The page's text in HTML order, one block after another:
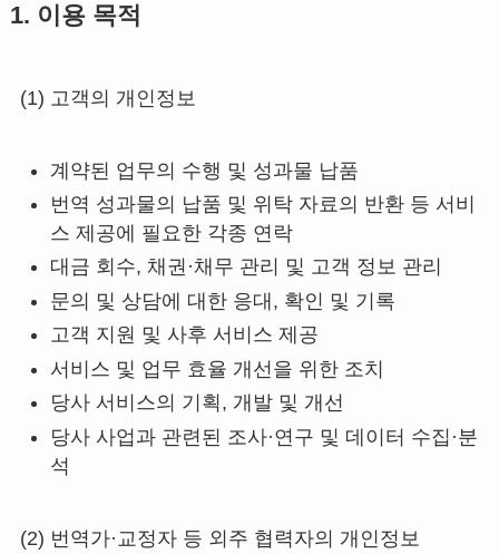
1. 이용 목적
(1) 고객의 개인정보
계약된 업무의 수행 및 성과물 납품
번역 성과물의 납품 및 위탁 자료의 반환 등 서비
스 제공에 필요한 각종 연락
대금 회수, 채권·채무 관리 및 고객 정보 관리
문의 및 상담에 대한 응대, 확인 및 기록
고객 지원 및 사후 서비스 제공
서비스 및 업무 효율 개선을 위한 조치
당사 서비스의 기획, 개발 및 개선
당사 사업과 관련된 조사·연구 및 데이터 수집·분
석
(2) 번역가·교정자 등 외주 협력자의 개인정보